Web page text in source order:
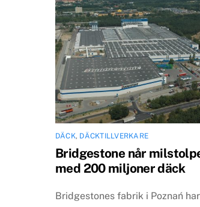
DÄCK, DÄCKTILLVERKARE
Bridgestone når
med 200 miljoner däck
Bridgestones fabrik i Poznań har